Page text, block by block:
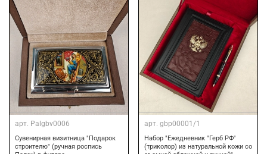
арт. Palgbv0006
Сувенирная визитница "Подарок
строителю" (ручная роспись
арт. gbp00001/1
Набор "Ежедневник "Герб РФ"
(триколор) из натуральной кожи со